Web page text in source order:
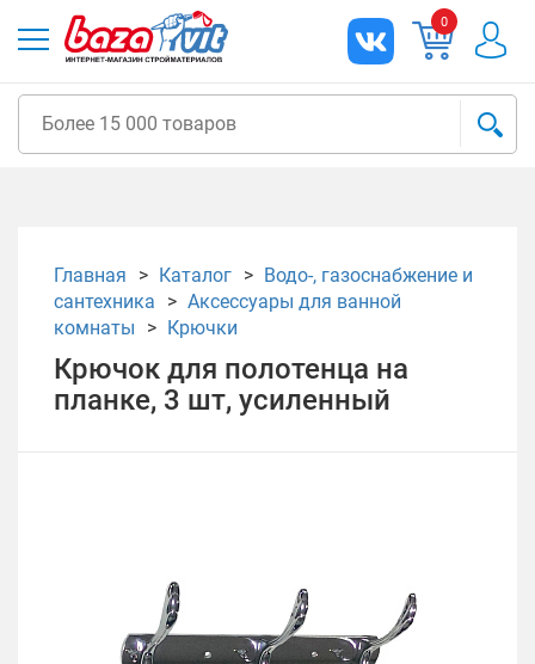
0
Главная Каталог
Водо-, газоснабжение и
сантехника
Аксессуары для ванной
комнаты
Крючки
Крючок для полотенца на
планке, 3 шт, усиленный